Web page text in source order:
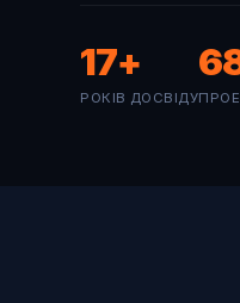
17+
РОКІВ ДОСВІДУ